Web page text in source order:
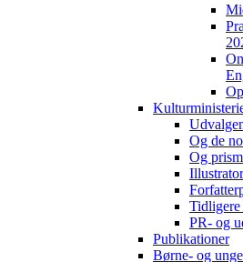
Og de
Og
PR- og
Publikationer
Børne- og